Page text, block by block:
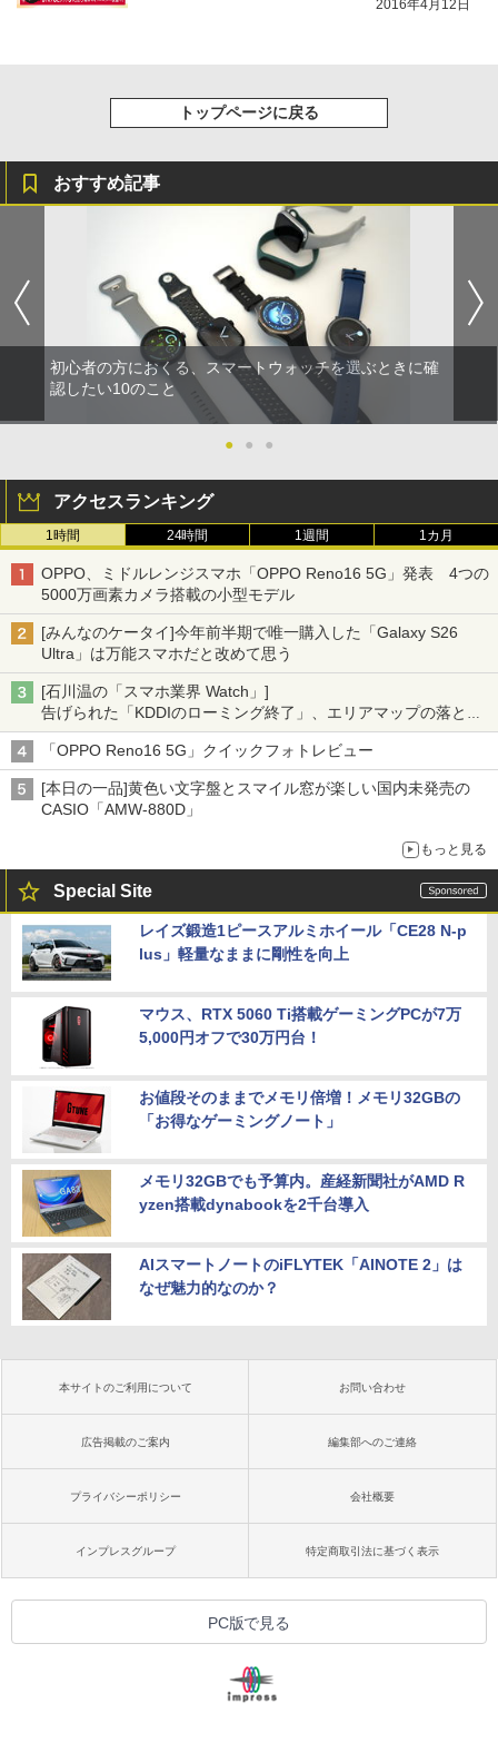
2016年4月12日
トップページに戻る
おすすめ記事
初心者の方におくる、スマートウォッチを選ぶときに確
認したい10のこと
● ● ●
アクセスランキング
1時間 24時間 1週間 1カ月
OPPO、ミドルレンジスマホ「OPPO Reno16 5G」発表 4つの
5000万画素カメラ搭載の小型モデル
[みんなのケータイ]今年前半期で唯一購入した「Galaxy S26
Ultra」は万能スマホだと改めて思う
[石川温の「スマホ業界 Watch」]
告げられた「KDDIのローミング終了」、エリアマップの落とし
穴と楽天モバイルの課題
「OPPO Reno16 5G」クイックフォトレビュー
[本日の一品]黄色い文字盤とスマイル窓が楽しい国内未発売の
CASIO「AMW-880D」
もっと見る
Special Site
レイズ鍛造1ピースアルミホイール「CE28 N-p
lus」軽量なままに剛性を向上
マウス、RTX 5060 Ti搭載ゲーミングPCが7万
5,000円オフで30万円台！
お値段そのままでメモリ倍増！メモリ32GBの
「お得なゲーミングノート」
メモリ32GBでも予算内。産経新聞社がAMD R
yzen搭載dynabookを2千台導入
AIスマートノートのiFLYTEK「AINOTE 2」は
なぜ魅力的なのか？
本サイトのご利用について お問い合わせ
広告掲載のご案内 編集部へのご連絡
プライバシーポリシー 会社概要
インプレスグループ 特定商取引法に基づく表示
PC版で見る